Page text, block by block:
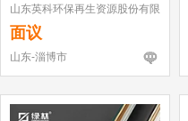
山东英科环保再生资源股份有限
公司
面议
山东-淄博市